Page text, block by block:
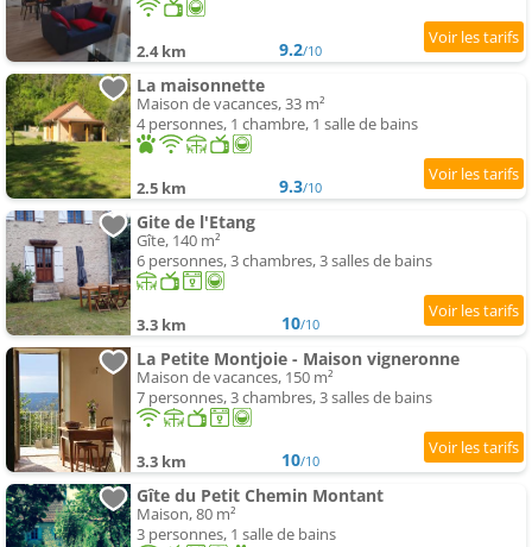
2.4 km 9.2/10
La maisonnette
Maison de vacances, 33 m²
4 personnes, 1 chambre, 1 salle de bains
2.5 km 9.3/10
Gite de l'Etang
Gîte, 140 m²
6 personnes, 3 chambres, 3 salles de bains
3.3 km 10/10
La Petite Montjoie - Maison vigneronne
Maison de vacances, 150 m²
7 personnes, 3 chambres, 3 salles de bains
3.3 km 10/10
Gîte du Petit Chemin Montant
Maison, 80 m²
3 personnes, 1 salle de bains